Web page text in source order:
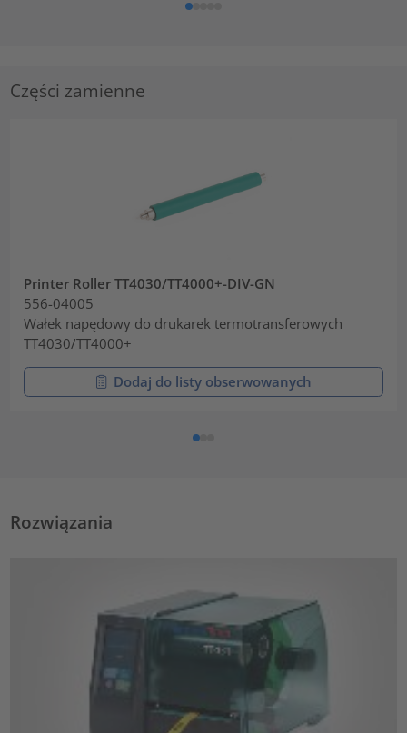
Części zamienne
Printer Roller TT4030/TT4000+-DIV-GN
556-04005
Wałek napędowy do drukarek termotransferowych
TT4030/TT4000+
Dodaj do listy obserwowanych
Rozwiązania